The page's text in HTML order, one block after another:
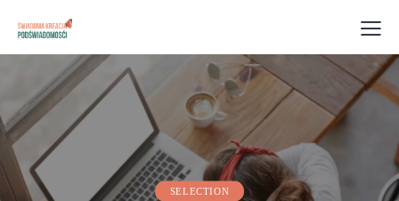
SELECTION